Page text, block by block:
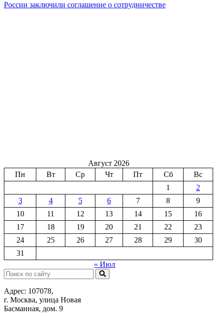
России заключили соглашение о сотрудничестве
Август 2026
Пн
Вт Ср Чт Пт Сб
Вс
1
2
3
4 5 6 7 8
9
10
11 12 13 14 15
16
17
18 19 20 21 22
23
24
25 26 27 28 29
30
31
« Июл
Поиск:
Адрес: 107078,
г. Москва, улица Новая
Басманная, дом. 9